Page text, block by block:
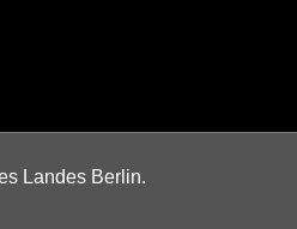
Landes Berlin.